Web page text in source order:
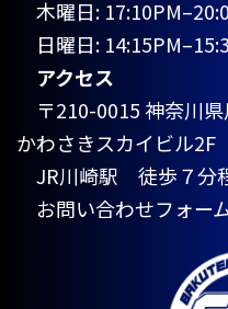
木曜日:
日曜日:
アクセス
〒210-0015 神奈川県
かわさきスカイビル2F
JR川崎駅 徒歩７分
お問い合わせフォー